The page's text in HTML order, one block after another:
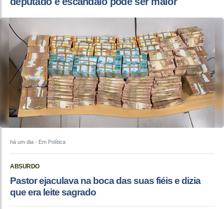
há um dia - Em Política
ABSURDO
Pastor ejaculava na boca das suas fiéis e dizia
que era leite sagrado